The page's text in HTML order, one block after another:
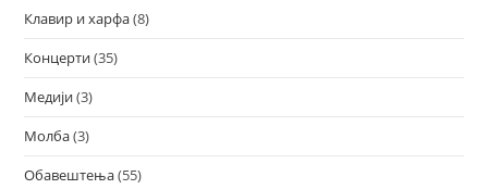
Клавир и харфа(8)
Концерти(35)
Медији(3)
Молба(3)
Обавештења(55)